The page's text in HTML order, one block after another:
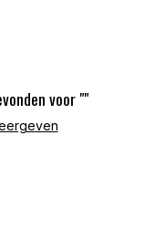
voor ""